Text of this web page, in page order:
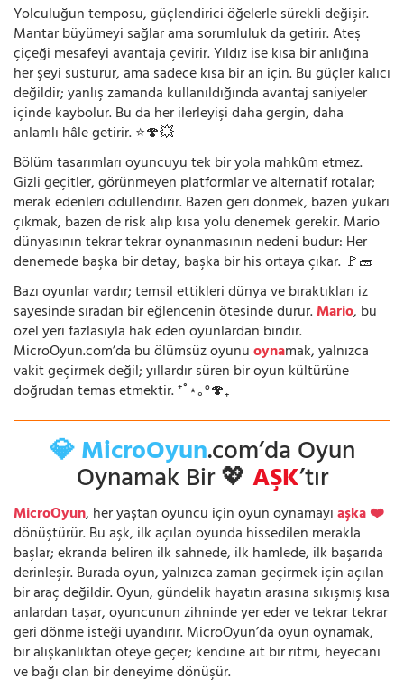
Yolculuğun temposu, güçlendirici öğelerle sürekli değişir.
Mantar büyümeyi sağlar ama sorumluluk da getirir. Ateş
çiçeği mesafeyi avantaja çevirir. Yıldız ise kısa bir anlığına
her şeyi susturur, ama sadece kısa bir an için. Bu güçler kalıcı
değildir; yanlış zamanda kullanıldığında avantaj saniyeler
içinde kaybolur. Bu da her ilerleyişi daha gergin, daha
anlamlı hâle getirir. ⭐🍄💥
Bölüm tasarımları oyuncuyu tek bir yola mahkûm etmez.
Gizli geçitler, görünmeyen platformlar ve alternatif rotalar;
merak edenleri ödüllendirir. Bazen geri dönmek, bazen yukarı
çıkmak, bazen de risk alıp kısa yolu denemek gerekir. Mario
dünyasının tekrar tekrar oynanmasının nedeni budur: Her
denemede başka bir detay, başka bir his ortaya çıkar. 🚩🧱
Bazı oyunlar vardır; temsil ettikleri dünya ve bıraktıkları iz
sayesinde sıradan bir eğlencenin ötesinde durur.Mario, bu
özel yeri fazlasıyla hak eden oyunlardan biridir.
MicroOyun.com’da bu ölümsüz oyunuoynamak, yalnızca
vakit geçirmek değil; yıllardır süren bir oyun kültürüne
doğrudan temas etmektir. ⁺˚⋆｡°🍄₊
💎 MicroOyun.com’da Oyun
Oynamak Bir 💖AŞK’tır
MicroOyun, her yaştan oyuncu için oyun oynamayıaşka ❤️
dönüştürür. Bu aşk, ilk açılan oyunda hissedilen merakla
başlar; ekranda beliren ilk sahnede, ilk hamlede, ilk başarıda
derinleşir. Burada oyun, yalnızca zaman geçirmek için açılan
bir araç değildir. Oyun, gündelik hayatın arasına sıkışmış kısa
anlardan taşar, oyuncunun zihninde yer eder ve tekrar tekrar
geri dönme isteği uyandırır. MicroOyun’da oyun oynamak,
bir alışkanlıktan öteye geçer; kendine ait bir ritmi, heyecanı
ve bağı olan bir deneyime dönüşür.